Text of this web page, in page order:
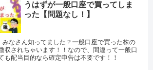
うはずが一般口座で買ってしま
った【問題なし！】
みなさん知ってました？一般口座で買った株の
収されちゃいます！！なので、間違って一般口
も配当目的なら確定申告は不要です！！